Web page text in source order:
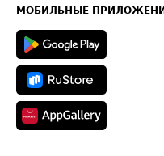
Техническая информация
МОБИЛЬНЫЕ